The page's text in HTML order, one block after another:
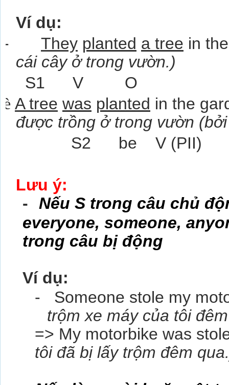
Ví dụ:
- They planted a tree in
cái cây ở trong vườn.)
S1 V O
è A tree was planted in the
được trồng ở trong vườn
S2 be V (PII)
Lưu ý:
-
Nếu S trong câu chủ
everyone, someone,
trong câu bị động
Ví dụ:
- Someone stole my
trộm xe máy của tôi
=> My motorbike was
tôi đã bị lấy trộm đêm